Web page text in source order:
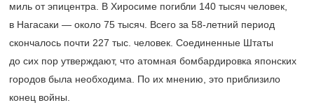
миль от эпицентра. В Хиросиме погибли 140 тысяч человек,
в Нагасаки — около 75 тысяч. Всего за 58-летний период
скончалось почти 227 тыс. человек. Соединенные Штаты
до сих пор утверждают, что атомная бомбардировка японских
городов была необходима. По их мнению, это приблизило
конец войны.